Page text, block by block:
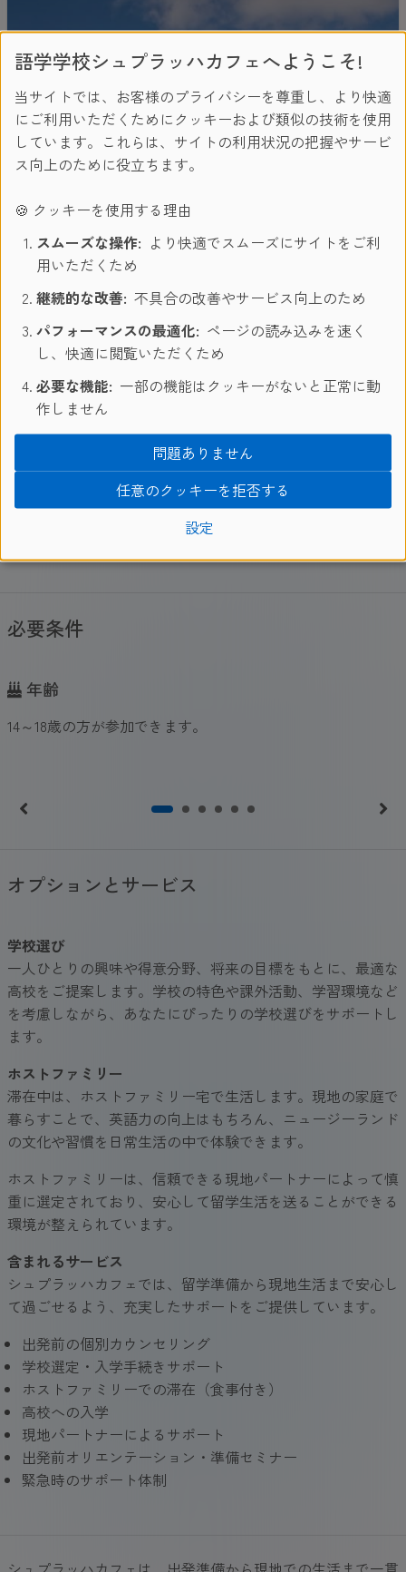
北島
活気ある都市、美しいビーチ、豊かな森、そして個
性豊かな野生動物。学びながら探検し、自分自身を
成長させるのに最適な環境です。
必要条件
年齢
14～18歳の方が参加できます。
オプションとサービス
学校選び
一人ひとりの興味や得意分野、将来の目標をもとに、最適な
高校をご提案します。学校の特色や課外活動、学習環境など
を考慮しながら、あなたにぴったりの学校選びをサポートし
ます。
ホストファミリー
滞在中は、ホストファミリー宅で生活します。現地の家庭で
暮らすことで、英語力の向上はもちろん、ニュージーランド
の文化や習慣を日常生活の中で体験できます。
ホストファミリーは、信頼できる現地パートナーによって慎
重に選定されており、安心して留学生活を送ることができる
環境が整えられています。
含まれるサービス
シュプラッハカフェでは、留学準備から現地生活まで安心し
て過ごせるよう、充実したサポートをご提供しています。
出発前の個別カウンセリング
学校選定・入学手続きサポート
ホストファミリーでの滞在（食事付き）
高校への入学
現地パートナーによるサポート
出発前オリエンテーション・準備セミナー
緊急時のサポート体制
語学学校シュプラッハカフェへようこそ!
当サイトでは、お客様のプライバシーを尊重し、より快適
にご利用いただくためにクッキーおよび類似の技術を使用
しています。これらは、サイトの利用状況の把握やサービ
ス向上のために役立ちます。
🍪 クッキーを使用する理由
スムーズな操作: より快適でスムーズにサイトをご利
用いただくため
継続的な改善: 不具合の改善やサービス向上のため
パフォーマンスの最適化: ページの読み込みを速く
し、快適に閲覧いただくため
必要な機能: 一部の機能はクッキーがないと正常に動
作しません
設定
任意のクッキーを拒否する
問題ありません